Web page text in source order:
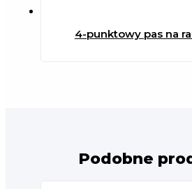
4-punktowy pas na
Podobne